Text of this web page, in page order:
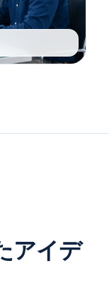
アイデ